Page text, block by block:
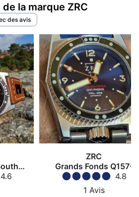
la marque ZRC
des avis
4.6
ZRC
Grands Fonds Q157-
Phenix
4.8
1 Avis